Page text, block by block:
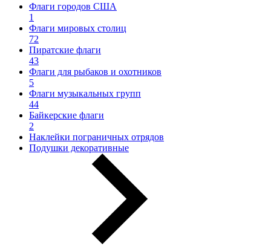
Флаги городов США
1
Флаги мировых столиц
72
Пиратские флаги
43
Флаги для рыбаков и охотников
5
Флаги музыкальных групп
44
Байкерские флаги
2
Наклейки пограничных отрядов
Подушки декоративные